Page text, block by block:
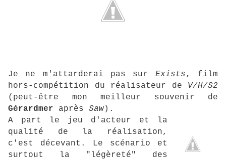
Je ne m'attarderai pas sur Exists, film
hors-compétition du réalisateur de V/H/S2
(peut-être mon meilleur souvenir de
Gérardmer après Saw).
A part le jeu d'acteur et la
qualité de la réalisation,
c'est décevant. Le scénario et
surtout la "légèreté" des